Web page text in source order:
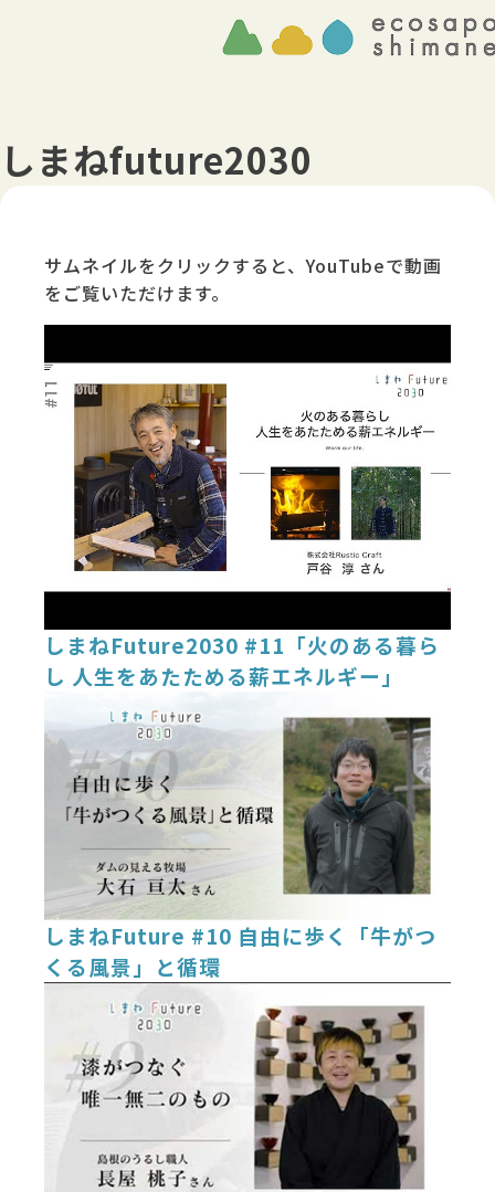
しまねfuture2030
サムネイルをクリックすると、YouTubeで動画
をご覧いただけます。
しまねFuture2030 #11「火のある暮ら
し 人生をあたためる薪エネルギー」
しまねFuture #10 自由に歩く「牛がつ
くる風景」と循環